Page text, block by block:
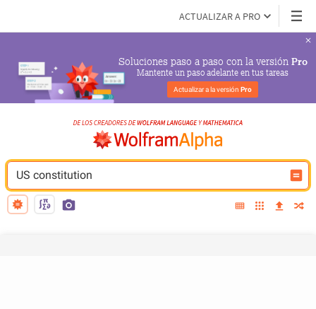
ACTUALIZAR A PRO
Soluciones paso a paso con la versión Pro
Mantente un paso adelante en tus tareas
Actualizar a la versión Pro
US constitution